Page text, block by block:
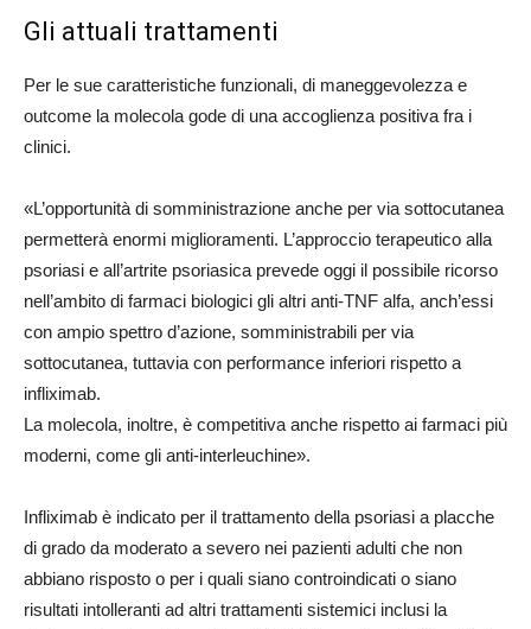
Gli attuali trattamenti
Per le sue caratteristiche funzionali, di maneggevolezza e
outcome la molecola gode di una accoglienza positiva fra i
clinici.
«L’opportunità di somministrazione anche per via sottocutanea
permetterà enormi miglioramenti. L’approccio terapeutico alla
psoriasi e all’artrite psoriasica prevede oggi il possibile ricorso
nell’ambito di farmaci biologici gli altri anti-TNF alfa, anch’essi
con ampio spettro d’azione, somministrabili per via
sottocutanea, tuttavia con performance inferiori rispetto a
infliximab.
La molecola, inoltre, è competitiva anche rispetto ai farmaci più
moderni, come gli anti-interleuchine».
Infliximab è indicato per il trattamento della psoriasi a placche
di grado da moderato a severo nei pazienti adulti che non
abbiano risposto o per i quali siano controindicati o siano
risultati intolleranti ad altri trattamenti sistemici inclusi la